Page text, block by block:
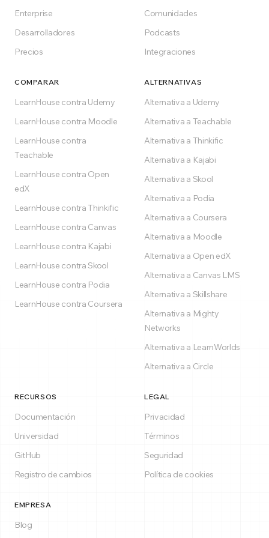
Gratis para siempre en el plan Free
Enterprise
Desarrolladores
Precios
Comunidades
Podcasts
Integraciones
COMPARAR
LearnHouse contra Udemy
LearnHouse contra Moodle
LearnHouse contra
Teachable
LearnHouse contra Open
edX
LearnHouse contra Thinkific
LearnHouse contra Canvas
LearnHouse contra Kajabi
LearnHouse contra Skool
LearnHouse contra Podia
LearnHouse contra Coursera
ALTERNATIVAS
Alternativa a Udemy
Alternativa a Teachable
Alternativa a Thinkific
Alternativa a Kajabi
Alternativa a Skool
Alternativa a Podia
Alternativa a Coursera
Alternativa a Moodle
Alternativa a Open edX
Alternativa a Canvas LMS
Alternativa a Skillshare
Alternativa a Mighty
Networks
Alternativa a LearnWorlds
Alternativa a Circle
RECURSOS
Documentación
Universidad
GitHub
Registro de cambios
LEGAL
Privacidad
Términos
Seguridad
Política de cookies
EMPRESA
Blog